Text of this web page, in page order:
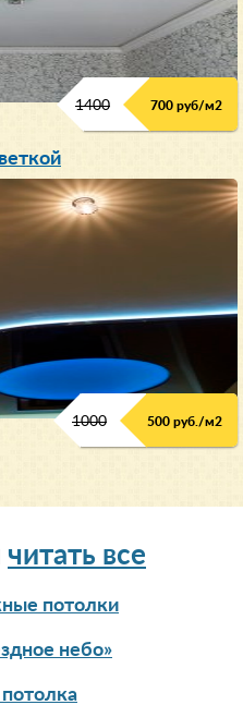
1400 700 руб/м2
1000 500 руб./м2
читать все
потолки
небо»